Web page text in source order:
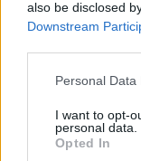
also be disclosed
Downstream
Please note that
not limited to your
grant or deny
use your data for
Personal
I want to opt-
personal data.
Opted In